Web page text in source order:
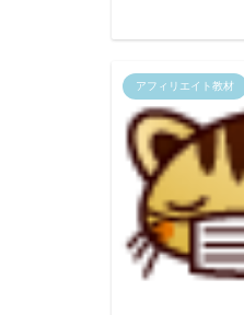
アフィリエイト教材